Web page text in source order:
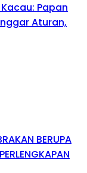
Papan
Aturan,
BERUPA